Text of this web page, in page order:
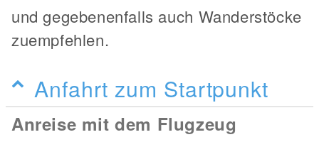
und gegebenenfalls auch Wanderstöcke
zuempfehlen.
Anfahrt zum Startpunkt
Anreise mit dem Flugzeug